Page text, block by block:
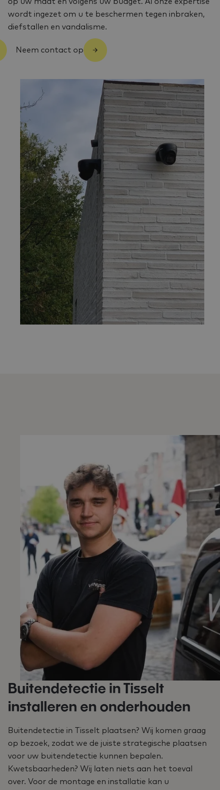
wordt ingezet om u te beschermen tegen inbraken,
diefstallen en vandalisme.
Neem contact op
Buitendetectie in Tisselt
installeren en onderhouden
Buitendetectie in Tisselt plaatsen? Wij komen graag
op bezoek, zodat we de juiste strategische plaatsen
voor uw buitendetectie kunnen bepalen.
Kwetsbaarheden? Wij laten niets aan het toeval
over. Voor de montage en installatie kan u